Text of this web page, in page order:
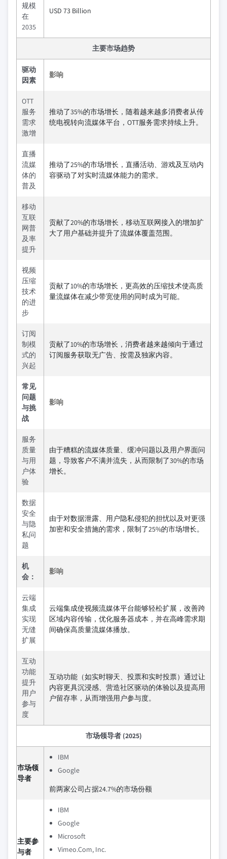
规模
在
2035
USD 73 Billion
主要市场趋势
驱动
因素
影响
OTT
服务
需求
激增
推动了35%的市场增长，随着越来越多消费者从传
统电视转向流媒体平台，OTT服务需求持续上升。
直播
流媒
体的
普及
推动了25%的市场增长，直播活动、游戏及互动内
容驱动了对实时流媒体能力的需求。
移动
互联
网普
及率
提升
贡献了20%的市场增长，移动互联网接入的增加扩
大了用户基础并提升了流媒体覆盖范围。
视频
压缩
技术
的进
步
贡献了10%的市场增长，更高效的压缩技术使高质
量流媒体在减少带宽使用的同时成为可能。
订阅
制模
式的
兴起
贡献了10%的市场增长，消费者越来越倾向于通过
订阅服务获取无广告、按需及独家内容。
常见
问题
与挑
战
影响
服务
质量
与用
户体
验
由于糟糕的流媒体质量、缓冲问题以及用户界面问
题，导致客户不满并流失，从而限制了30%的市场
增长。
数据
安全
与隐
私问
题
由于对数据泄露、用户隐私侵犯的担忧以及对更强
加密和安全措施的需求，限制了25%的市场增长。
机
会：
影响
云端
集成
实现
无缝
扩展
云端集成使视频流媒体平台能够轻松扩展，改善跨
区域内容传输，优化服务器成本，并在高峰需求期
间确保高质量流媒体播放。
互动
功能
提升
用户
参与
度
互动功能（如实时聊天、投票和实时投票）通过让
内容更具沉浸感、营造社区驱动的体验以及提高用
户留存率，从而增强用户参与度。
市场领导者 (2025)
市场领
导者
IBM
Google
前两家公司占据24.7%的市场份额
主要参
与者
IBM
Google
Microsoft
Vimeo.Com, Inc.